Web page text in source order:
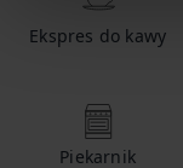
Ekspres do kawy
Piekarnik